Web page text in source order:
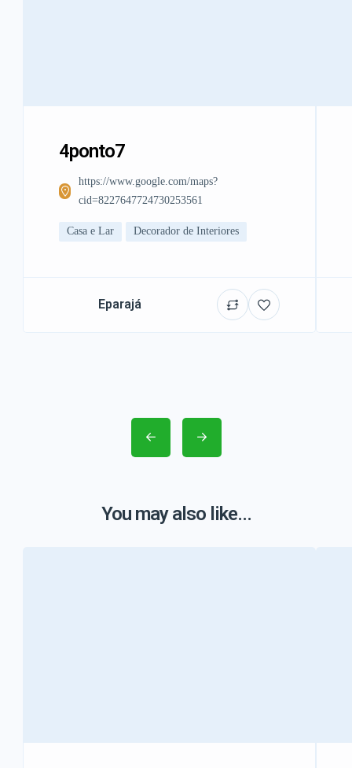
4ponto7
https://www.google.com/maps?
cid=8227647724730253561
Casa e Lar Decorador de Interiores
Eparajá
You may also like...